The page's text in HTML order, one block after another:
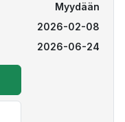
Myydään
2026-02-08
2026-06-24